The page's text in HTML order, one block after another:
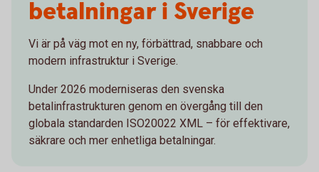
betalningar i Sverige
Vi är på väg mot en ny, förbättrad, snabbare och
modern infrastruktur i Sverige.
Under 2026 moderniseras den svenska
betalinfrastrukturen genom en övergång till den
globala standarden ISO20022 XML – för effektivare,
säkrare och mer enhetliga betalningar.